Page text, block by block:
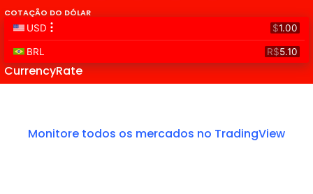
COTAÇÃO DO DÓLAR
CurrencyRate
Monitore todos os mercados no TradingView